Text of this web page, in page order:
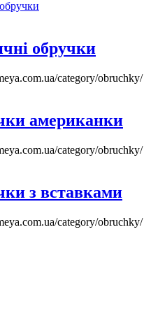
обручки
category/obruchky/
американки
category/obruchky/
з вставками
category/obruchky/